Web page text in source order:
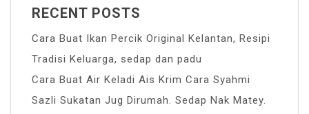
RECENT POSTS
Cara Buat Ikan Percik Original Kelantan, Resipi
Tradisi Keluarga, sedap dan padu
Cara Buat Air Keladi Ais Krim Cara Syahmi
Sazli Sukatan Jug Dirumah. Sedap Nak Matey.